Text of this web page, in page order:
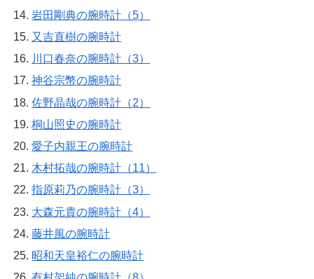
岩田剛典の腕時計（5）
又吉直樹の腕時計
川口春奈の腕時計（3）
神谷宗幣の腕時計
佐野晶哉の腕時計（2）
桐山照史の腕時計
愛子内親王の腕時計
木村拓哉の腕時計（11）
指原莉乃の腕時計（3）
大森元貴の腕時計（4）
藤井風の腕時計
昭和天皇裕仁の腕時計